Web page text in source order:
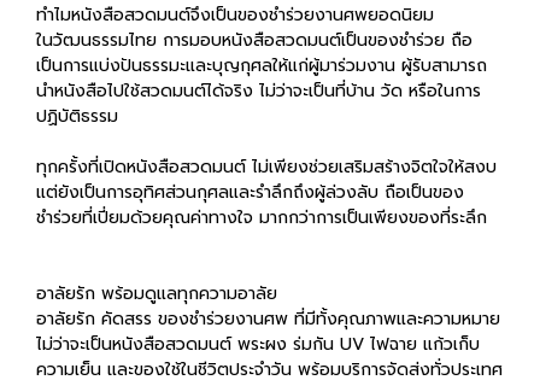
ทำไมหนังสือสวดมนต์จึงเป็นของชำร่วยงานศพยอดนิยม
ในวัฒนธรรมไทย การมอบหนังสือสวดมนต์เป็นของชำร่วย ถือ
เป็นการแบ่งปันธรรมะและบุญกุศลให้แก่ผู้มาร่วมงาน ผู้รับสามารถ
นำหนังสือไปใช้สวดมนต์ได้จริง ไม่ว่าจะเป็นที่บ้าน วัด หรือในการ
ปฏิบัติธรรม
ทุกครั้งที่เปิดหนังสือสวดมนต์ ไม่เพียงช่วยเสริมสร้างจิตใจให้สงบ
แต่ยังเป็นการอุทิศส่วนกุศลและรำลึกถึงผู้ล่วงลับ ถือเป็นของ
ชำร่วยที่เปี่ยมด้วยคุณค่าทางใจ มากกว่าการเป็นเพียงของที่ระลึก
อาลัยรัก พร้อมดูแลทุกความอาลัย
อาลัยรัก คัดสรร ของชำร่วยงานศพ ที่มีทั้งคุณภาพและความหมาย
ไม่ว่าจะเป็นหนังสือสวดมนต์ พระผง ร่มกัน UV ไฟฉาย แก้วเก็บ
ความเย็น และของใช้ในชีวิตประจำวัน พร้อมบริการจัดส่งทั่วประเทศ